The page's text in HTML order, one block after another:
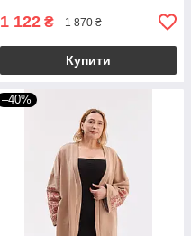
1 122 ₴ 1 870 ₴
Купити
–40%